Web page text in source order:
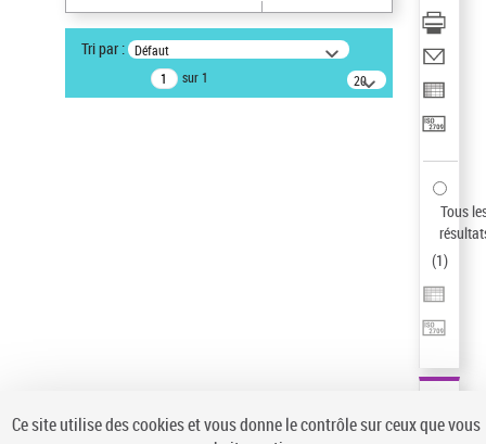
Type de notice d'autorité
Titre uniforme musical
Statut de la notice d’autorité
Tri par : Défaut
sur 1
20
résultats/page
Tous
(1)
Ce site utilise des cookies et vous donne le contrôle sur ceux que vous